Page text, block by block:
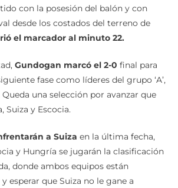
con la posesión del balón y con
desde los costados del terreno de
el marcador al minuto 22.
Gundogan marcó el 2-0 final para
fase como líderes del grupo ‘A’,
una selección por avanzar que
Suiza y Escocia.
a Suiza en la última fecha,
y Hungría se jugarán la clasificación
donde ambos equipos están
esperar que Suiza no le gane a